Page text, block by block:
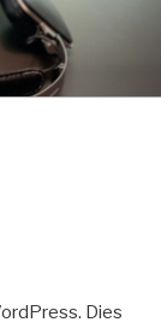
Dies